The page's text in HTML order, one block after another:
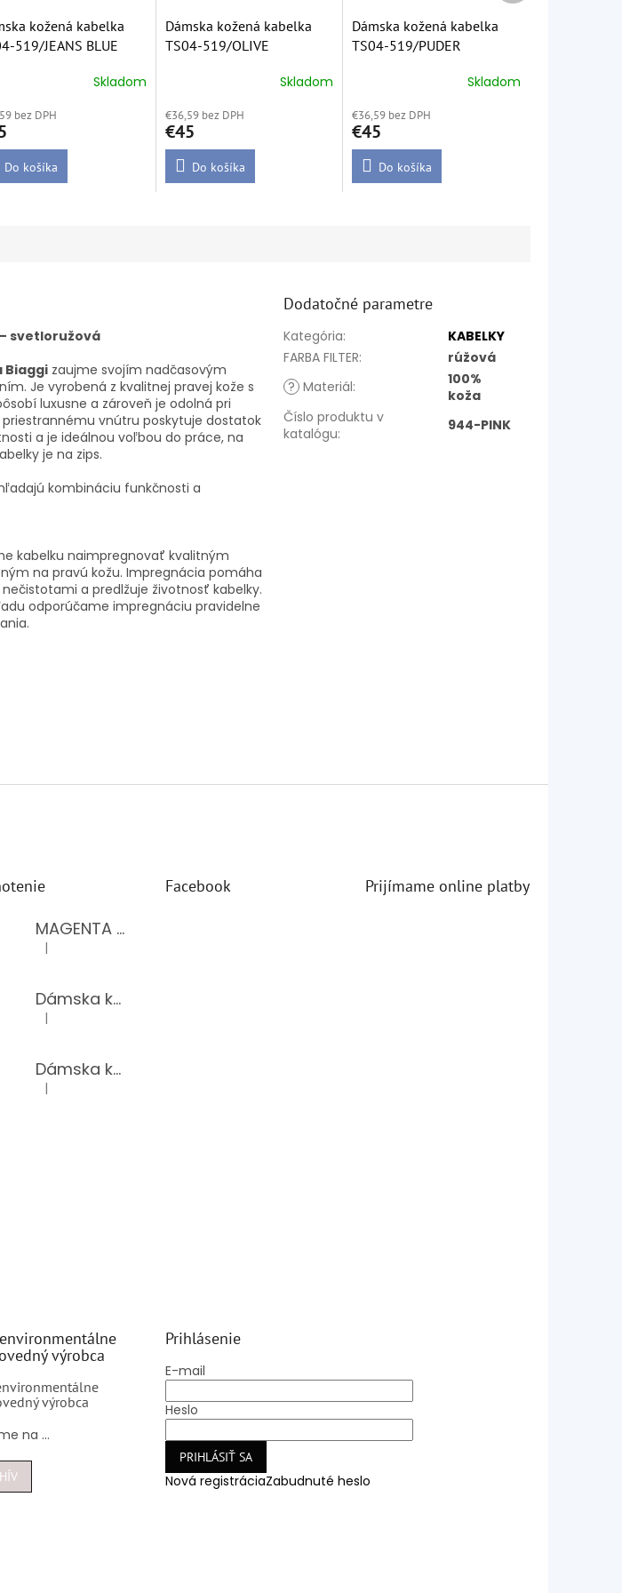
kožená kabelka
519/JEANS BLUE
Skladom
bez DPH
Do košíka
Dámska kožená kabelka
TS04-519/OLIVE
Skladom
€36,59 bez DPH
€45
Do košíka
Dámska kožená kabelka
TS04-519/PUDER
Skladom
€36,59 bez DPH
€45
Do košíka
svetloružová
Biaggi zaujme svojím nadčasovým
Je vyrobená z kvalitnej pravej kože s
luxusne a zároveň je odolná pri
vnútru poskytuje dostatok
a je ideálnou voľbou do práce, na
je na zips.
kombináciu funkčnosti a
kabelku naimpregnovať kvalitným
na pravú kožu. Impregnácia pomáha
a predlžuje životnosť kabelky.
odporúčame impregnáciu pravidelne
Dodatočné parametre
Kategória:
KABELKY
FARBA FILTER:
rúžová
? Materiál:
100%
koža
Číslo produktu v
katalógu: 944-PINK
MAGENTA dámsky top 15-T/BLACK
Hodnotenie produktu je 5 z 5 hviezdičiek.
|
Dámska kožená kabelka LAURA BIAGGI 944-PINK
Hodnotenie produktu je 5 z 5 hviezdičiek.
|
Dámska kožená kabelka TS04-519/JEANS BLUE
Hodnotenie produktu je 5 z 5 hviezdičiek.
|
Facebook Prijímame online platby
výrobca
výrobca
na ...
Prihlásenie
E-mail
Heslo
PRIHLÁSIŤ SA
Nová registráciaZabudnuté heslo